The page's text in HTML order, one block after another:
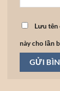
Lưu tên
này cho lần